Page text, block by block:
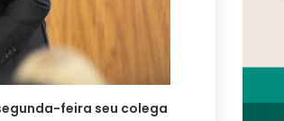
feira seu colega